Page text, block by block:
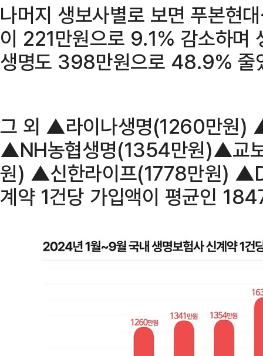
나머지 생보사별로 보면 푸본현
이 221만원으로 9.1% 감소하며
생명도 398만원으로 48.9% 줄
그 외 ▲라이나생명(1260만원)
▲NH농협생명(1354만원)▲교
원) ▲신한라이프(1778만원)
계약 1건당 가입액이 평균인